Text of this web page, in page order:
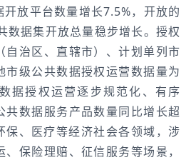
放平台数量增长7.5%，开放的
数据集开放总量稳步增长。授权
自治区、直辖市）、计划单列市
市级公共数据授权运营数据量为
据授权运营逐步规范化、有序
共数据服务产品数量同比增长超
保、医疗等经济社会各领域，涉
保险理赔、征信服务等场景，